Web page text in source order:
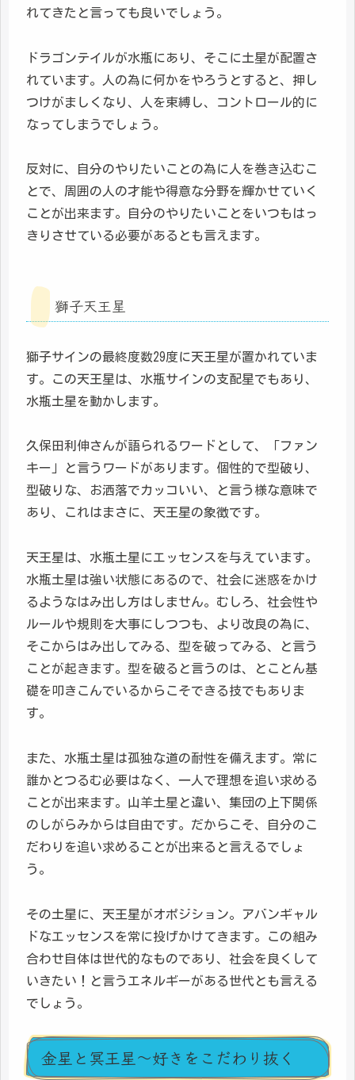
れてきたと言っても良いでしょう。
ドラゴンテイルが水瓶にあり、そこに土星が配置さ
れています。人の為に何かをやろうとすると、押し
つけがましくなり、人を束縛し、コントロール的に
なってしまうでしょう。
反対に、自分のやりたいことの為に人を巻き込むこ
とで、周囲の人の才能や得意な分野を輝かせていく
ことが出来ます。自分のやりたいことをいつもはっ
きりさせている必要があるとも言えます。
獅子天王星
獅子サインの最終度数29度に天王星が置かれていま
す。この天王星は、水瓶サインの支配星でもあり、
水瓶土星を動かします。
久保田利伸さんが語られるワードとして、「ファン
キー」と言うワードがあります。個性的で型破り、
型破りな、お洒落でカッコいい、と言う様な意味で
あり、これはまさに、天王星の象徴です。
天王星は、水瓶土星にエッセンスを与えています。
水瓶土星は強い状態にあるので、社会に迷惑をかけ
るようなはみ出し方はしません。むしろ、社会性や
ルールや規則を大事にしつつも、より改良の為に、
そこからはみ出してみる、型を破ってみる、と言う
ことが起きます。型を破ると言うのは、とことん基
礎を叩きこんでいるからこそできる技でもありま
す。
また、水瓶土星は孤独な道の耐性を備えます。常に
誰かとつるむ必要はなく、一人で理想を追い求める
ことが出来ます。山羊土星と違い、集団の上下関係
のしがらみからは自由です。だからこそ、自分のこ
だわりを追い求めることが出来ると言えるでしょ
う。
その土星に、天王星がオポジション。アバンギャル
ドなエッセンスを常に投げかけてきます。この組み
合わせ自体は世代的なものであり、社会を良くして
いきたい！と言うエネルギーがある世代とも言える
でしょう。
金星と冥王星～好きをこだわり抜く